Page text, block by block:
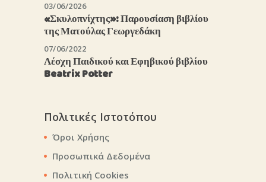
03/06/2026
«Σκυλοπνίχτης»: Παρουσίαση βιβλίου
της Ματούλας Γεωργεδάκη
07/06/2022
Λέσχη Παιδικού και Εφηβικού βιβλίου
Beatrix Potter
Πολιτικές Ιστοτόπου
Όροι Χρήσης
Προσωπικά Δεδομένα
Πολιτική Cookies